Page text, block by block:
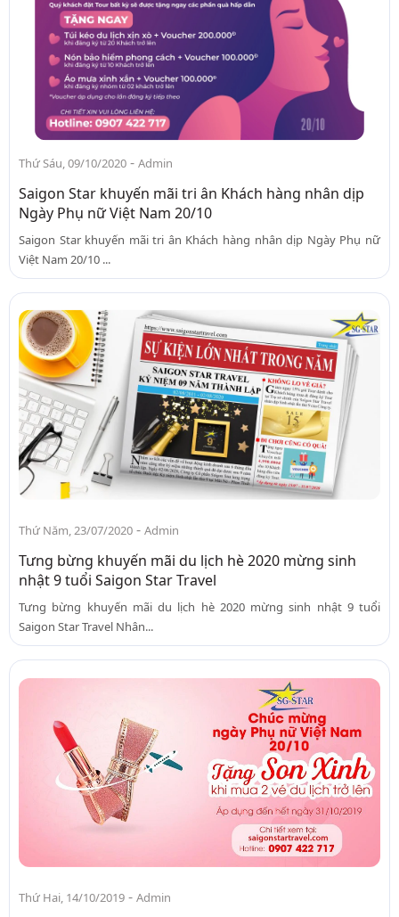
Thứ Sáu, 09/10/2020 - Admin
Saigon Star khuyến mãi tri ân Khách hàng nhân dịp
Ngày Phụ nữ Việt Nam 20/10
Saigon Star khuyến mãi tri ân Khách hàng nhân dịp Ngày Phụ nữ
Việt Nam 20/10 ...
Thứ Năm, 23/07/2020 - Admin
Tưng bừng khuyến mãi du lịch hè 2020 mừng sinh
nhật 9 tuổi Saigon Star Travel
Tưng bừng khuyến mãi du lịch hè 2020 mừng sinh nhật 9 tuổi
Saigon Star Travel Nhân...
Thứ Hai, 14/10/2019 - Admin